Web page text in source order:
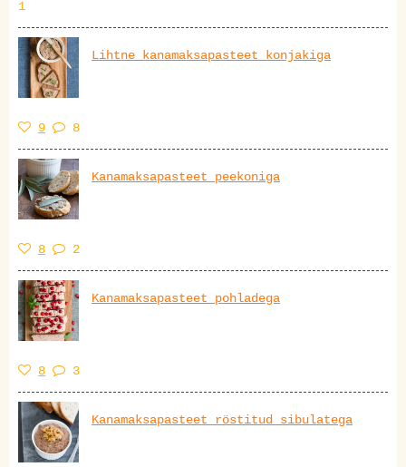
1
Lihtne kanamaksapasteet konjakiga
9 8
Kanamaksapasteet peekoniga
8 2
Kanamaksapasteet pohladega
8 3
Kanamaksapasteet röstitud sibulatega